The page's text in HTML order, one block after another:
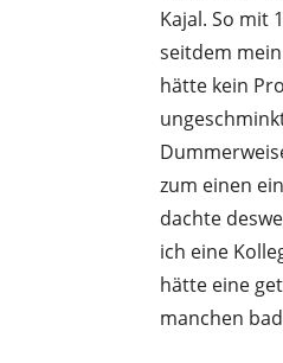
Kajal. So mit
seitdem
hätte kein
zum einen
dachte
ich eine
hätte eine
manchen